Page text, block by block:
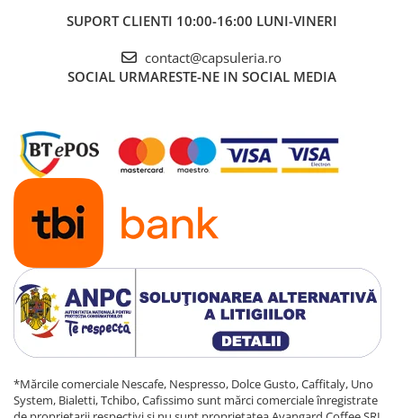
SUPORT CLIENTI 10:00-16:00 LUNI-VINERI
contact@capsuleria.ro
SOCIAL URMARESTE-NE IN SOCIAL MEDIA
*Mărcile comerciale Nescafe, Nespresso, Dolce Gusto, Caffitaly, Uno
System, Bialetti, Tchibo, Cafissimo sunt mărci comerciale înregistrate